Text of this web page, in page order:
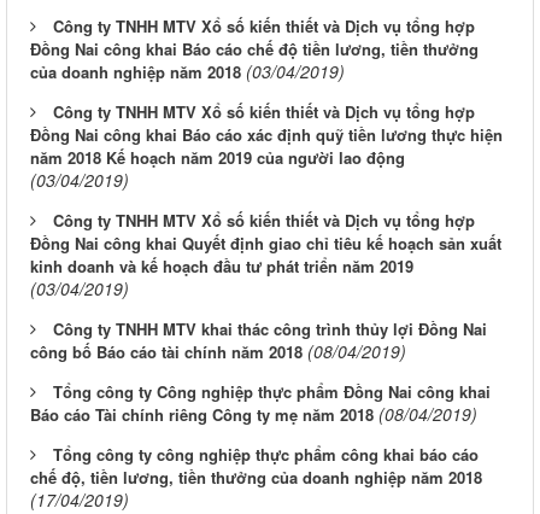
Công ty TNHH MTV Xổ số kiến thiết và Dịch vụ tổng hợp
Đồng Nai công khai Báo cáo chế độ tiền lương, tiền thưởng
của doanh nghiệp năm 2018 (03/04/2019)
Công ty TNHH MTV Xổ số kiến thiết và Dịch vụ tổng hợp
Đồng Nai công khai Báo cáo xác định quỹ tiền lương thực hiện
năm 2018 Kế hoạch năm 2019 của người lao động
(03/04/2019)
Công ty TNHH MTV Xổ số kiến thiết và Dịch vụ tổng hợp
Đồng Nai công khai Quyết định giao chỉ tiêu kế hoạch sản xuất
kinh doanh và kế hoạch đầu tư phát triển năm 2019
(03/04/2019)
Công ty TNHH MTV khai thác công trình thủy lợi Đồng Nai
công bố Báo cáo tài chính năm 2018 (08/04/2019)
Tổng công ty Công nghiệp thực phẩm Đồng Nai công khai
Báo cáo Tài chính riêng Công ty mẹ năm 2018 (08/04/2019)
Tổng công ty công nghiệp thực phẩm công khai báo cáo
chế độ, tiền lương, tiền thưởng của doanh nghiệp năm 2018
(17/04/2019)